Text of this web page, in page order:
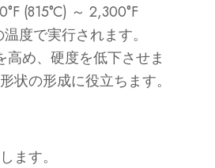
(815°C) ～ 2,300°F
温度で実行されます。
高め、硬度を低下させま
状の形成に役立ちます。
ます。